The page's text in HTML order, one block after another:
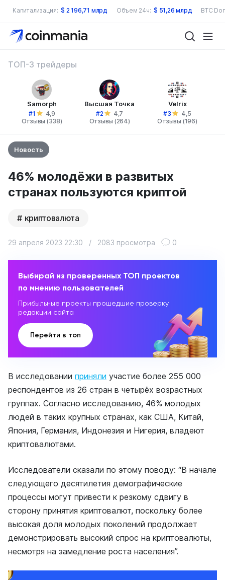
Капитализация: $ 2 196,71 млрд Объем 24ч: $ 51,26 млрд BTC
ТОП-3 трейдеры
Samorph
#1
4,9
Отзывы (338)
Высшая Точка
#2
4,7
Отзывы (264)
Velrix
#3
4,5
Отзывы (196)
Новость
46% молодёжи в развитых
странах пользуются криптой
криптовалюта
29 апреля 2023 22:30 / 2083 просмотра 0
Выбирай из проверенных ТОП проектов
по мнению пользователей
Прибыльные проекты прошедшие проверку
редакции сайта
Перейти в топ
В исследовании приняли участие более 255 000
респондентов из 26 стран в четырёх возрастных
группах. Согласно исследованию, 46% молодых
людей в таких крупных странах, как США, Китай,
Япония, Германия, Индонезия и Нигерия, владеют
криптовалютами.
Исследователи сказали по этому поводу: “В начале
следующего десятилетия демографические
процессы могут привести к резкому сдвигу в
сторону принятия криптовалют, поскольку более
высокая доля молодых поколений продолжает
демонстрировать высокий спрос на криптовалюты,
несмотря на замедление роста населения”.